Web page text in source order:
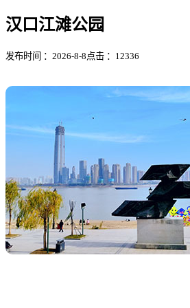
汉口江滩公园
发布时间 ：2026-8-8 点击 ： 12336